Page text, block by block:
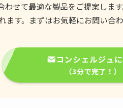
せて最適な製品をご提案しま
ます。まずはお気軽にお問い合
コンシェルジュ
（3分で完了！）